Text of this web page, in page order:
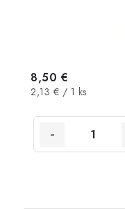
8,50 €
Jednotková
2,13 € / 1 ks